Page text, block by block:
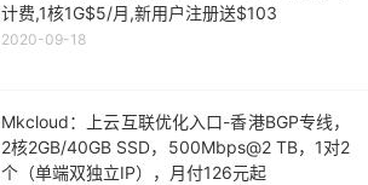
计费,1核1G$5/月,新用户注册送$103
2020-09-18
Mkcloud：上云互联优化入口-香港BGP专线，
2核2GB/40GB SSD，500Mbps@2 TB，1对2
个（单端双独立IP），月付126元起